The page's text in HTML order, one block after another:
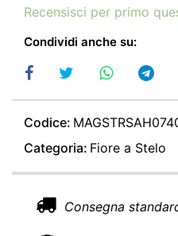
Recensisci per primo
Condividi anche su:
Codice:
Categoria: Fiore a Stelo
Consegna